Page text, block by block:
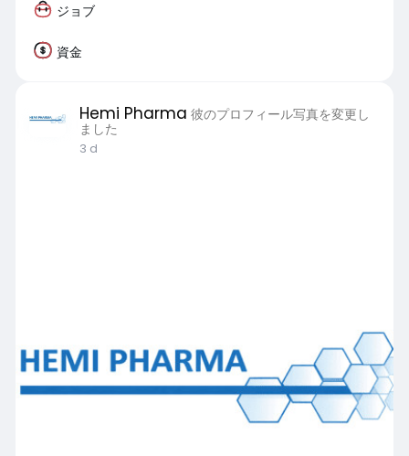
ジョブ
資金
Hemi Pharma 彼のプロフィール写真を変更し
ました
3 d